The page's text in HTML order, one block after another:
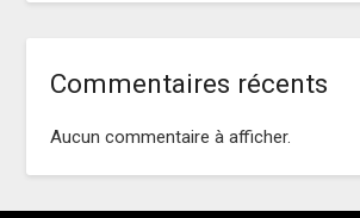
Commentaires récents
Aucun commentaire à afficher.